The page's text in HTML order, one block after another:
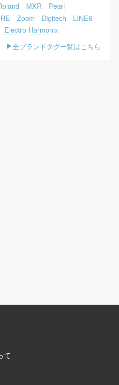
MXR
Pearl
Zoom Digitech
LINE6
Electro-Harmonix
全ブランドタグ一覧はこちら
て